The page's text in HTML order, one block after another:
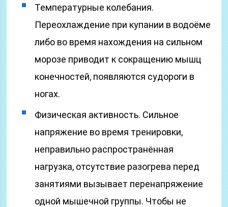
Температурные колебания.
Переохлаждение при купании в водоёме
либо во время нахождения на сильном
морозе приводит к сокращению мышц
конечностей, появляются судороги в
ногах.
Физическая активность. Сильное
напряжение во время тренировки,
неправильно распространённая
нагрузка, отсутствие разогрева перед
занятиями вызывает перенапряжение
одной мышечной группы. Чтобы не